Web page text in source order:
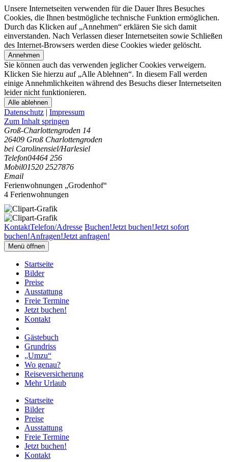
Unsere Internetseiten verwenden für die Dauer Ihres Besuches
Cookies, die Ihnen bestmögliche technische Funktion ermöglichen.
Durch das Klicken auf „Annehmen“ erklären Sie sich damit
einverstanden. Nach Verlassen dieser Internetseiten sowie Schließen
des Internet-Browsers werden diese Cookies wieder gelöscht.
Annehmen
Sie können auch das verwenden jeglicher Cookies verweigern.
Klicken Sie hierzu auf „Alle Ablehnen“. In diesem Fall werden
einige Annehmlichkeiten während des Besuchs dieser Internetseiten
leider nicht funktionieren.
Alle ablehnen
Datenschutz | Impressum
Zum Inhalt springen
Groß-Charlottengroden 14
26409 Groß Charlottengroden
bei Carolinensiel/Harlesiel
Telefon04464 256
Mobil01520 2527876
Email
Ferienwohnungen „Grodenhof“
4 Ferienwohnungen
KontaktTelefon/Adresse Buchen!Jetzt buchen!Jetzt sofort
buchen!Anfragen!Jetzt anfragen!
Menü öffnen
Startseite
Bilder
Preise
Ausstattung
Freie Termine
Jetzt buchen!
Kontakt
Gästebuch
Grundriss
„Umzu“
Wo genau?
Reiseversicherung
Mehr Urlaub
Startseite
Bilder
Preise
Ausstattung
Freie Termine
Jetzt buchen!
Kontakt